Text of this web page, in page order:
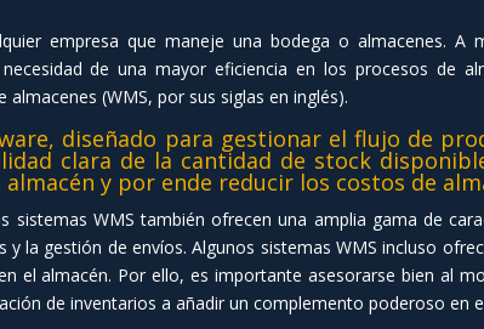
empresa que maneje una bodega o almacenes. A
de una mayor eficiencia en los procesos de
(WMS, por sus siglas en inglés).
diseñado para gestionar el flujo de
clara de la cantidad de stock
y por ende reducir los costos de
WMS también ofrecen una amplia gama de
la gestión de envíos. Algunos sistemas WMS incluso
el almacén. Por ello, es importante asesorarse bien al
de inventarios a añadir un complemento poderoso en